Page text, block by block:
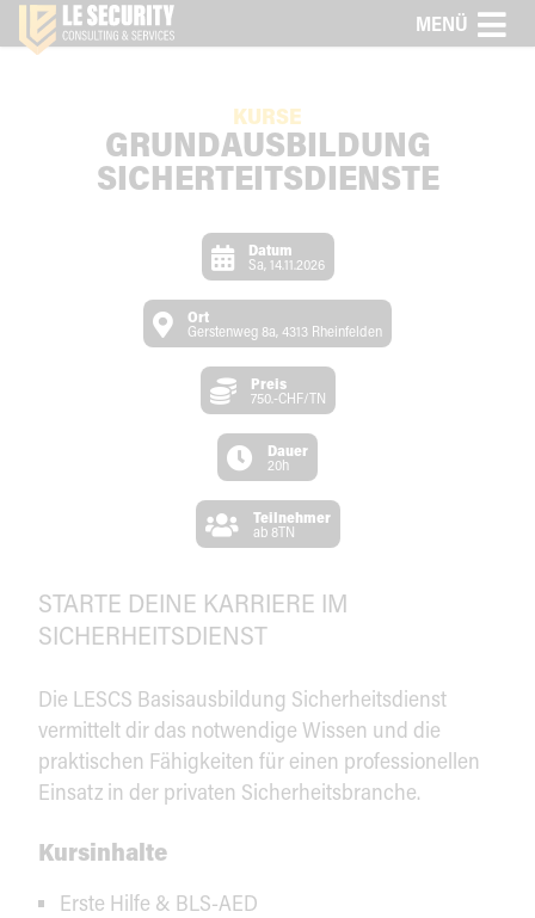
MENÜ
KURSE
GRUNDAUSBILDUNG
SICHERTEITSDIENSTE
Datum
Sa, 14.11.2026
Ort
Gerstenweg 8a, 4313 Rheinfelden
Preis
750.-CHF/TN
Dauer
20h
Teilnehmer
ab 8TN
STARTE DEINE KARRIERE IM
SICHERHEITSDIENST
Die LESCS Basisausbildung Sicherheitsdienst
vermittelt dir das notwendige Wissen und die
praktischen Fähigkeiten für einen professionellen
Einsatz in der privaten Sicherheitsbranche.
Kursinhalte
Erste Hilfe & BLS-AED